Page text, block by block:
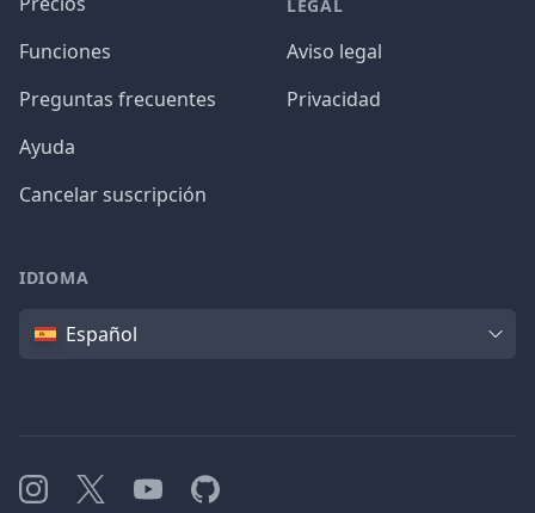
Funciones
Preguntas frecuentes
Ayuda
Cancelar suscripción
LEGAL
Aviso legal
Privacidad
IDIOMA
IdiomaEspañol
Instagram
X YouTubeGitHub